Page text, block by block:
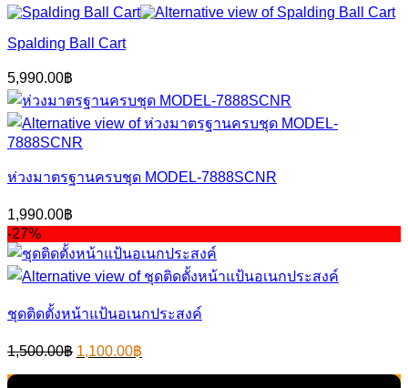
Spalding Ball Cart
5,990.00฿
ห่วงมาตรฐานครบชุด MODEL-7888SCNR
1,990.00฿
-27%
ชุดติดตั้งหน้าแป้นอเนกประสงค์
1,500.00฿ Original
price
was:
1,100.00฿
price
is: